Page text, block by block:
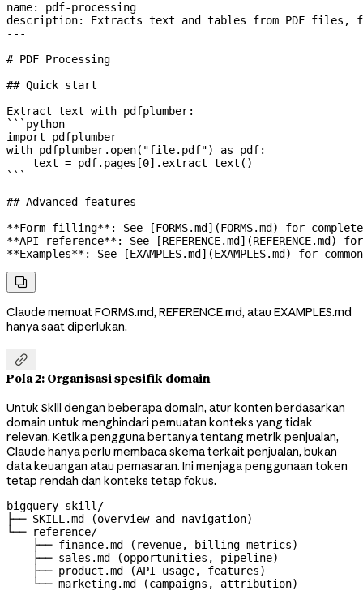
name: pdf-processing
description: Extracts text and tables from PDF files,
---
# PDF Processing
## Quick start
Extract text with pdfplumber:
```python
import pdfplumber
with pdfplumber.open( "file.pdf") as pdf:
    text
= pdf.pages[0].extract_text()
```
## Advanced features
**Form filling**: See [FORMS.md ](FORMS.md ) for
**API reference**: See [REFERENCE.md ](REFERENCE.md ) for
**Examples**: See [EXAMPLES.md ](EXAMPLES.md ) for

Claude memuat FORMS.md, REFERENCE.md, atau EXAMPLES.md
hanya saat diperlukan.

Pola 2: Organisasi spesifik domain
Untuk Skill dengan beberapa domain, atur konten berdasarkan
domain untuk menghindari pemuatan konteks yang tidak
relevan. Ketika pengguna bertanya tentang metrik penjualan,
Claude hanya perlu membaca skema terkait penjualan, bukan
data keuangan atau pemasaran. Ini menjaga penggunaan token
tetap rendah dan konteks tetap fokus.
bigquery-skill/
├── SKILL.md (overview and navigation)
└── reference/
    ├── finance.md (revenue, billing metrics)
    ├── sales.md (opportunities, pipeline)
    ├── product.md (API usage, features)
    └── marketing.md (campaigns, attribution)